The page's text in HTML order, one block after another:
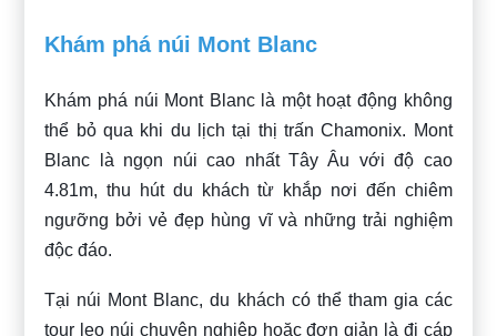
Khám phá núi Mont Blanc
Khám phá núi Mont Blanc là một hoạt động không
thể bỏ qua khi du lịch tại thị trấn Chamonix. Mont
Blanc là ngọn núi cao nhất Tây Âu với độ cao
4.81m, thu hút du khách từ khắp nơi đến chiêm
ngưỡng bởi vẻ đẹp hùng vĩ và những trải nghiệm
độc đáo.
Tại núi Mont Blanc, du khách có thể tham gia các
tour leo núi chuyên nghiệp hoặc đơn giản là đi cáp